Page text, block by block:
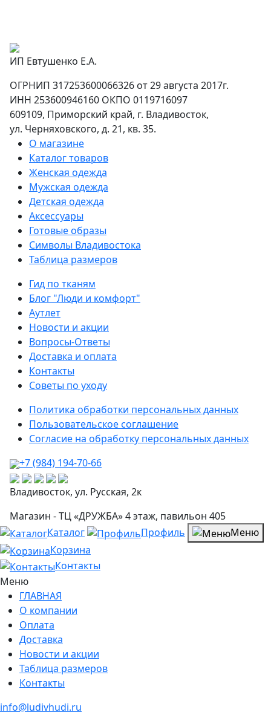
ИП Евтушенко Е.А.
ОГРНИП 317253600066326 от 29 августа 2017г.
ИНН 253600946160 ОКПО 0119716097
609109, Приморский край, г. Владивосток,
ул. Черняховского, д. 21, кв. 35.
О магазине
Каталог товаров
Женская одежда
Мужская одежда
Детская одежда
Аксессуары
Готовые образы
Символы Владивостока
Таблица размеров
Гид по тканям
Блог "Люди и комфорт"
Аутлет
Новости и акции
Вопросы-Ответы
Доставка и оплата
Контакты
Советы по уходу
Политика обработки персональных данных
Пользовательское соглашение
Согласие на обработку персональных данных
+7 (984) 194-70-66
Владивосток, ул. Русская, 2к
Магазин - ТЦ «ДРУЖБА» 4 этаж, павильон 405
Каталог
Профиль
Меню
Корзина
Контакты
Меню
ГЛАВНАЯ
О компании
Оплата
Доставка
Новости и акции
Таблица размеров
Контакты
info@ludivhudi.ru